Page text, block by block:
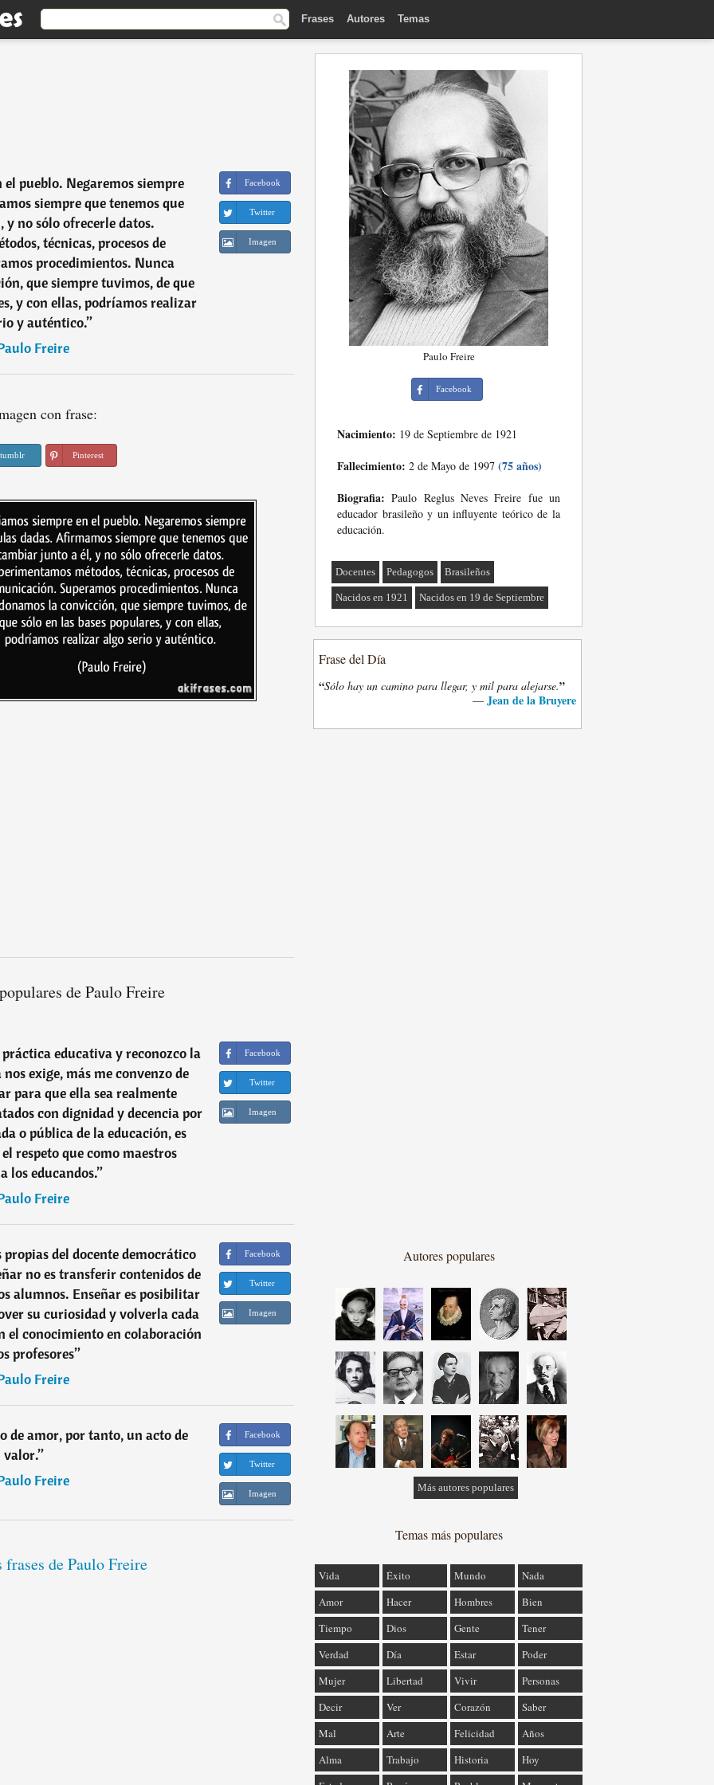
Frases Autores Temas
pueblo. Negaremos siempre
siempre que tenemos que
no sólo ofrecerle datos.
técnicas, procesos de
procedimientos. Nunca
que siempre tuvimos, de que
y con ellas, podríamos realizar
y auténtico.”
Freire
Facebook
Twitter
Imagen
con frase:
tumblr Pinterest
de Paulo Freire
educativa y reconozco la
exige, más me convenzo de
para que ella sea realmente
con dignidad y decencia por
o pública de la educación, es
respeto que como maestros
los educandos.”
Freire
Facebook
Twitter
Imagen
del docente democrático
no es transferir contenidos de
alumnos. Enseñar es posibilitar
su curiosidad y volverla cada
el conocimiento en colaboración
profesores”
Freire
Facebook
Twitter
Imagen
de amor, por tanto, un acto de
valor.”
Freire
Facebook
Twitter
Imagen
frases de Paulo Freire
Paulo Freire
Facebook
Nacimiento: 19 de Septiembre de 1921
Fallecimiento: 2 de Mayo de 1997 (75 años)
Biografia: Paulo Reglus Neves Freire fue un
educador brasileño y un influyente teórico de la
educación.
Docentes Pedagogos Brasileños
Nacidos en 1921 Nacidos en 19 de Septiembre
Frase del Día
“Sólo hay un camino para llegar, y mil para alejarse.”
— Jean de la Bruyere
Autores populares
Más autores populares
Temas más populares
Vida Éxito Mundo
Nada
Amor
Hacer Hombres
Bien
Tiempo
Dios Gente
Tener
Verdad
Día Estar
Poder
Mujer
Libertad Vivir
Personas
Decir
Ver Corazón
Saber
Mal
Arte Felicidad
Años
Alma
Trabajo Historia
Hoy